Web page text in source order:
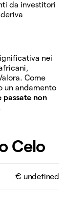
da investitori
nei
Come
un andamento
passate non
Celo
€ undefined